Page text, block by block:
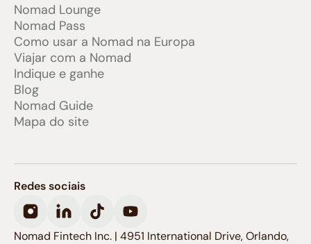
Nomad Lounge
Nomad Pass
Como usar a Nomad na Europa
Viajar com a Nomad
Indique e ganhe
Blog
Nomad Guide
Mapa do site
Redes sociais
Nomad Fintech Inc. | 4951 International Drive, Orlando,